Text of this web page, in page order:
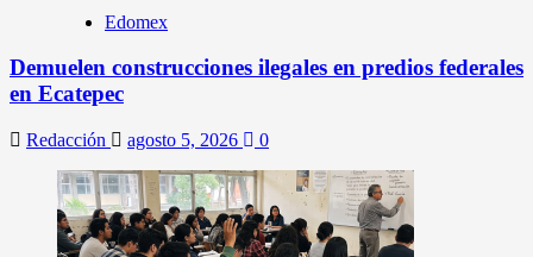
Edomex
Demuelen construcciones ilegales en predios federales
en Ecatepec
Redacción agosto 5, 2026 0